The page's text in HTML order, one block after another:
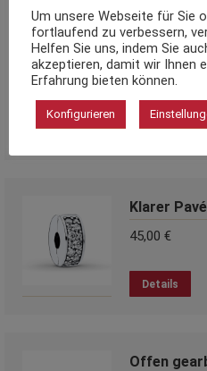
Anhänger
39,00€
Details
Klarer
45,00 €
Details
Offen
Um unsere Webseite für Sie
fortlaufend zu verbessern,
Helfen Sie uns, indem Sie
akzeptieren, damit wir Ihnen
Erfahrung bieten können.
Konfigurieren